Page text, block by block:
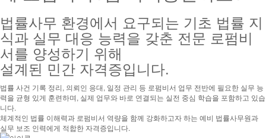
법률사무 환경에서 요구되는 기초 법률 지
식과 실무 대응 능력을 갖춘 전문 로펌비
서를 양성하기 위해
설계된 민간 자격증입니다.
법률 사건 기록 정리, 의뢰인 응대, 일정 관리 등 로펌비서 업무 전반에 필요한 실무 능
력을 균형 있게 훈련하며, 실제 업무와 바로 연결되는 실전 중심 학습을 포함하고 있습
니다.
체계적인 법률 이해력과 로펌비서 역량을 함께 강화하고자 하는 예비 법률사무원과
실무 보조 인력에게 적합한 자격증입니다.